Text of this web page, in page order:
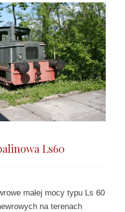
Ls60
małej mocy typu Ls 60
na terenach